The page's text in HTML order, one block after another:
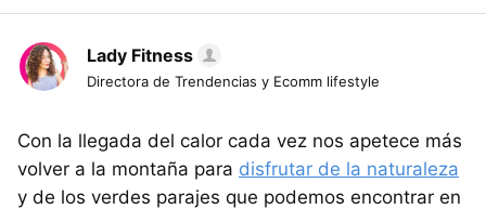
Lady Fitness
Directora de Trendencias y Ecomm lifestyle
Con la llegada del calor cada vez nos apetece más
volver a la montaña para disfrutar de la naturaleza
y de los verdes parajes que podemos encontrar en